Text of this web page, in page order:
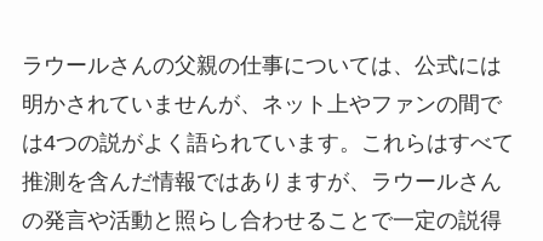
ラウールさんの父親の仕事については、公式には
明かされていませんが、ネット上やファンの間で
は4つの説がよく語られています。これらはすべて
推測を含んだ情報ではありますが、ラウールさん
の発言や活動と照らし合わせることで一定の説得